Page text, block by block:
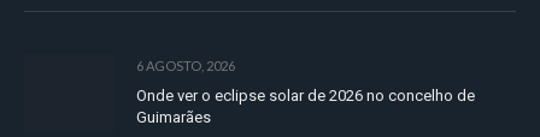
6 AGOSTO, 2026
Onde ver o eclipse solar de 2026 no concelho de
Guimarães